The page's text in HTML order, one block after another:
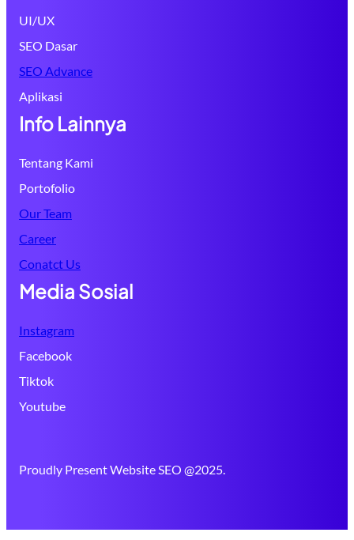
UI/UX
SEO Dasar
SEO Advance
Aplikasi
Info Lainnya
Tentang Kami
Portofolio
Our Team
Career
Conatct Us
Media Sosial
Instagram
Facebook
Tiktok
Youtube
Proudly Present Website SEO @2025.